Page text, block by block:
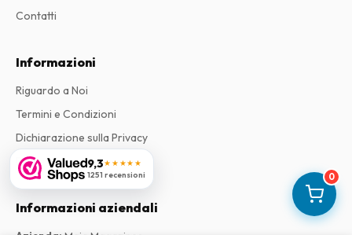
0
9,3★★★★★
1251 recensioni
Contatti
Informazioni
Riguardo a Noi
Termini e Condizioni
Dichiarazione sulla Privacy
Reclami
Informazioni aziendali